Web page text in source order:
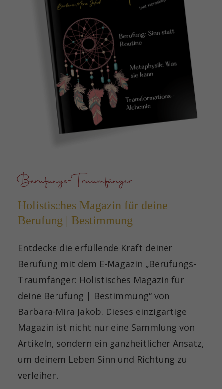
Berufungs-Traumfänger
Holistisches Magazin für deine
Berufung | Bestimmung
Entdecke die erfüllende Kraft deiner
Berufung mit dem E-Magazin „Berufungs-
Traumfänger: Holistisches Magazin für
deine Berufung | Bestimmung“ von
Barbara-Mira Jakob. Dieses einzigartige
Magazin ist nicht nur eine Sammlung von
Artikeln, sondern ein ganzheitlicher Ansatz,
um deinem Leben Sinn und Richtung zu
verleihen.